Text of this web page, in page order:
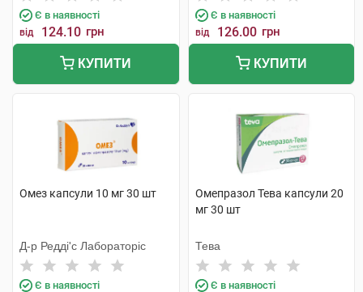
Є в наявності
від 124.10 грн
КУПИТИ
Є в наявності
від 126.00 грн
КУПИТИ
Омез капсули 10 мг 30 шт
Д-р Редді'с Лабораторіс
Є в наявності
Омепразол Тева капсули 20
мг 30 шт
Тева
Є в наявності